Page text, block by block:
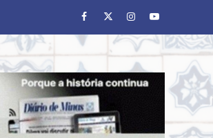
Facebook
TwitterInstagram
Youtube